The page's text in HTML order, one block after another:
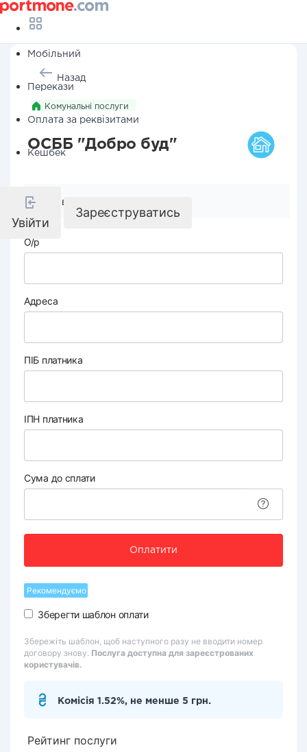
Мобільний
Перекази
Оплата за реквізитами
Кешбек
Увійти
Зареєструватись
Назад
Комунальні послуги
ОСББ "Добро буд"
Реквізити компанії
О/р
Адреса
ПІБ платника
ІПН платника
Сума до сплати
Оплатити
Рекомендуємо
Зберегти шаблон оплати
Збережіть шаблон, щоб наступного разу не вводити номер
договору знову. Послуга доступна для зареєстрованих
користувачів.
Комісія 1.52%, не менше 5 грн.
Рейтинг послуги